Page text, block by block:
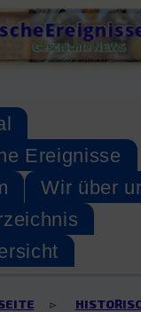
Geschichte NEWS
Ereignisse
Wir über
⊳